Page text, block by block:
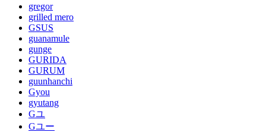
gregor
grilled mero
GSUS
guanamule
gunge
GURIDA
GURUM
guunhanchi
Gyou
gyutang
Gユ
Gユー